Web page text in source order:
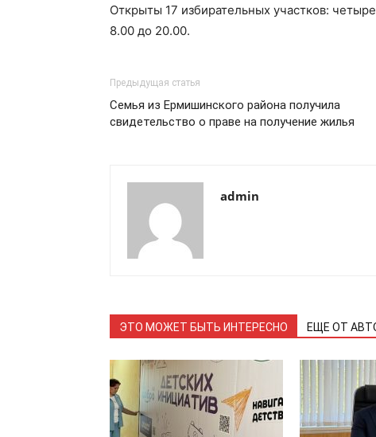
Открыты 17 избирательных участков:
8.00 до 20.00.
Предыдущая статья
Семья из Ермишинского района получила
свидетельство о праве на получение жилья
admin
ЭТО МОЖЕТ БЫТЬ ИНТЕРЕСНО ЕЩЕ ОТ